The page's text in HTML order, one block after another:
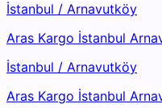
İstanbul / Arnavutköy
Aras Kargo İstanbul
İstanbul / Arnavutköy
Aras Kargo İstanbul